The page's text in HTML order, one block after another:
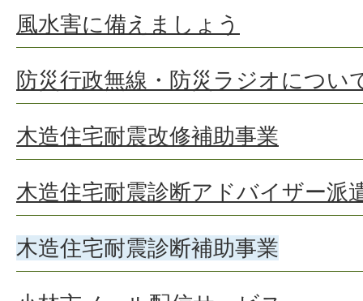
風水害に備えましょう
防災行政無線・防災ラジオについ
木造住宅耐震改修補助事業
木造住宅耐震診断アドバイザー派
木造住宅耐震診断補助事業